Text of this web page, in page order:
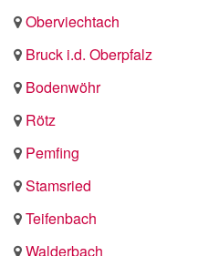
Oberviechtach
Bruck i.d. Oberpfalz
Bodenwöhr
Rötz
Pemfing
Stamsried
Teifenbach
Walderbach